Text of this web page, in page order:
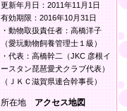
更新年月日：2011年11月1日
有効期限：2016年10月31日
・動物取扱責任者：高橋洋子
（愛玩動物飼養管理士１級）
・代表：高橋幹二（JKC 彦根イ
ースタン琵琶愛犬クラブ代表）
（ＪＫＣ滋賀県連合幹事長）
所在地 アクセス地図